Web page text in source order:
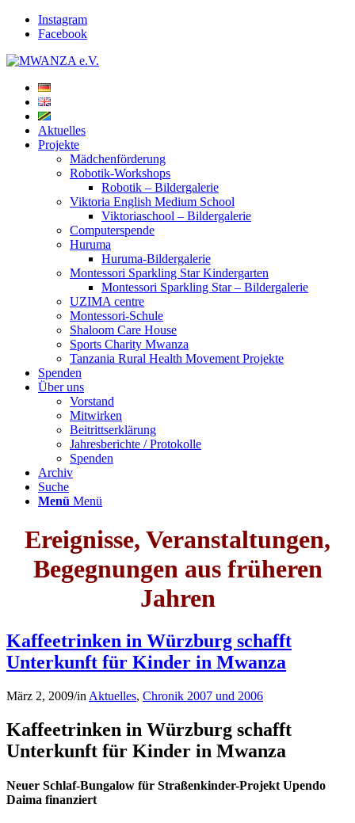
Instagram
Facebook
Aktuelles
Projekte
Mädchenförderung
Robotik-Workshops
Robotik – Bildergalerie
Viktoria English Medium School
Viktoriaschool – Bildergalerie
Computerspende
Huruma
Huruma-Bildergalerie
Montessori Sparkling Star Kindergarten
Montessori Sparkling Star – Bildergalerie
UZIMA centre
Montessori-Schule
Shaloom Care House
Sports Charity Mwanza
Tanzania Rural Health Movement Projekte
Spenden
Über uns
Vorstand
Mitwirken
Beitrittserklärung
Jahresberichte / Protokolle
Spenden
Archiv
Suche
Menü Menü
Ereignisse, Veranstaltungen,
Begegnungen aus früheren
Jahren
Kaffeetrinken in Würzburg schafft
Unterkunft für Kinder in Mwanza
März 2, 2009/in Aktuelles, Chronik 2007 und 2006
Kaffeetrinken in Würzburg schafft
Unterkunft für Kinder in Mwanza
Neuer Schlaf-Bungalow für Straßenkinder-Projekt Upendo
Daima finanziert